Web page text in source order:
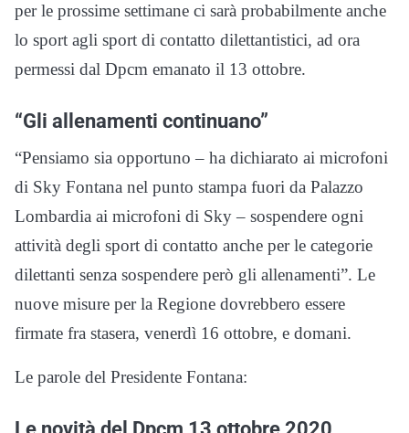
per le prossime settimane ci sarà probabilmente anche
lo sport agli sport di contatto dilettantistici, ad ora
permessi dal Dpcm emanato il 13 ottobre.
“Gli allenamenti continuano”
“Pensiamo sia opportuno – ha dichiarato ai microfoni
di Sky Fontana nel punto stampa fuori da Palazzo
Lombardia ai microfoni di Sky – sospendere ogni
attività degli sport di contatto anche per le categorie
dilettanti senza sospendere però gli allenamenti”. Le
nuove misure per la Regione dovrebbero essere
firmate fra stasera, venerdì 16 ottobre, e domani.
Le parole del Presidente Fontana: